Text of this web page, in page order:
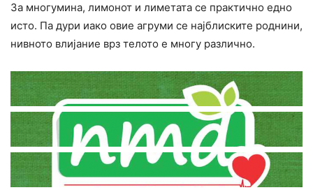
За многумина, лимонот и лиметата се практично едно
исто. Па дури иако овие агруми се најблиските роднини,
нивното влијание врз телото е многу различно.